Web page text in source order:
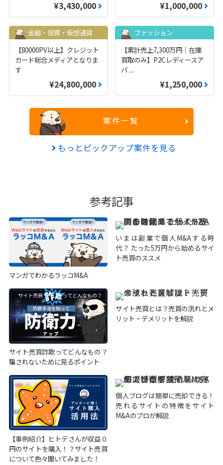
¥3,430,000 ¥1,000,000
金融・投資・仮想通貨
【80000PV以上】クレジット
カード総合メディアとなりま
す
¥24,800,000
ファッション
【累計売上7,300万円｜在庫
買取のみ】P2Cレディースア
パ ...
¥1,250,000
案件一覧
もっとピックアップ案件を見る
参考記事
マンガでわかるラッコM&A
いまは副業で個人M&Aする時
代？ たった5万円から始めるサイ
ト売買のススメ
サイト売買詐欺ってどんなもの？
騙されないために見るポイント
サイト売買とは？売買の流れとメ
リット・デメリットを解説
【事例紹介】ヒトデさんが収益０
円のサイトを購入！？サイト売買
について色々聞いてみました！
個人ブログは簡単に売却できる！
売れるサイトの特徴をサイト
M&Aのプロが解説